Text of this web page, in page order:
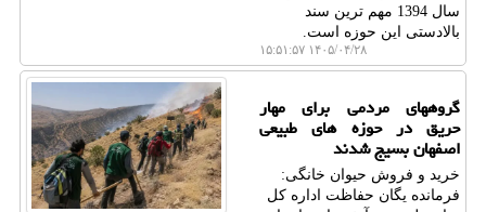
سال 1394 مهم ترین سند
بالادستی این حوزه است.
۱۴۰۵/۰۴/۲۸ ۱۵:۵۱:۵۷
گروههای مردمی برای مهار
حریق در حوزه های طبیعی
اصفهان بسیج شدند
خرید و فروش حیوان خانگی:
فرمانده یگان حفاظت اداره کل